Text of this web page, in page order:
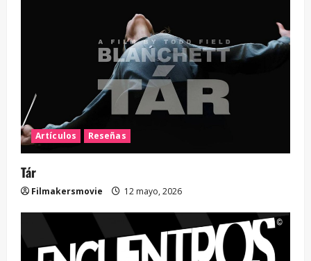
Artículos Reseñas
Tár
Filmakersmovie 12 mayo, 2026